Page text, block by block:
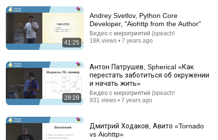
Supersonic Trebuchet
Tom Stanton
1M views
41:25
Andrey Svetlov, Python Core
Developer, "Aiohttp from the Author"
Видео с мероприятий {speach!
18K views • 7 years ago
28:29
Антон Патрушев, Spherical «Как
перестать заботиться об окружении
и начать жить»
Видео с мероприятий {speach!
931 views • 7 years ago
Дмитрий Ходаков, Авито «Tornado
vs Aiohttp»